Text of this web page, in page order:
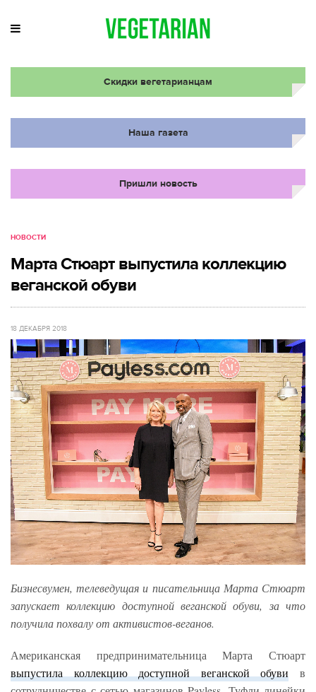
Скидки вегетарианцам
Наша газета
Пришли новость
НОВОСТИ
Марта Стюарт выпустила коллекцию
веганской обуви
18 ДЕКАБРЯ 2018
Бизнесвумен, телеведущая и писательница Марта Стюарт
запускает коллекцию доступной веганской обуви, за что
получила похвалу от активистов-веганов.
Американская предпринимательница Марта Стюарт
выпустила коллекцию доступной веганской обуви в